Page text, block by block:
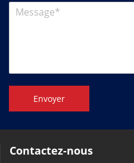
Envoyer
Contactez-nous